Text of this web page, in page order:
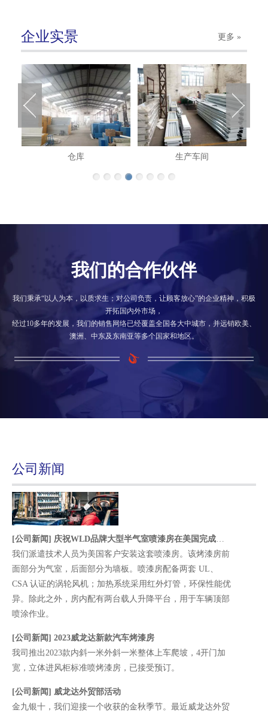
企业实景 更多 »
生产车间
仓库
我们的合作伙伴
我们秉承“以人为本，以质求生；对公司负责，让顾客放心”的企业精神，积极
开拓国内外市场，
经过10多年的发展，我们的销售网络已经覆盖全国各大中城市，并远销欧美、
澳洲、中东及东南亚等多个国家和地区。
公司新闻
[公司新闻] 庆祝WLD品牌大型半气室喷漆房在美国完成安装
我们派遣技术人员为美国客户安装这套喷漆房。该烤漆房前
面部分为气室，后面部分为墙板。喷漆房配备两套 UL、
CSA 认证的涡轮风机；加热系统采用红外灯管，环保性能优
异。除此之外，房内配有两台载人升降平台，用于车辆顶部
喷涂作业。
[公司新闻] 2023威龙达新款汽车烤漆房
我司推出2023款内斜一米外斜一米整体上车爬坡，4开门加
宽，立体进风柜标准喷烤漆房，已接受预订。
[公司新闻] 威龙达外贸部活动
金九银十，我们迎接一个收获的金秋季节。最近威龙达外贸